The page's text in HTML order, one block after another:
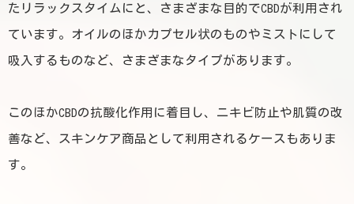
たリラックスタイムにと、さまざまな目的でCBDが利用され
ています。オイルのほかカプセル状のものやミストにして
吸入するものなど、さまざまなタイプがあります。
このほかCBDの抗酸化作用に着目し、ニキビ防止や肌質の改
善など、スキンケア商品として利用されるケースもありま
す。